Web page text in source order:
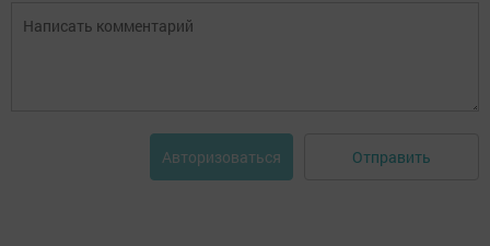
Авторизоваться Отправить